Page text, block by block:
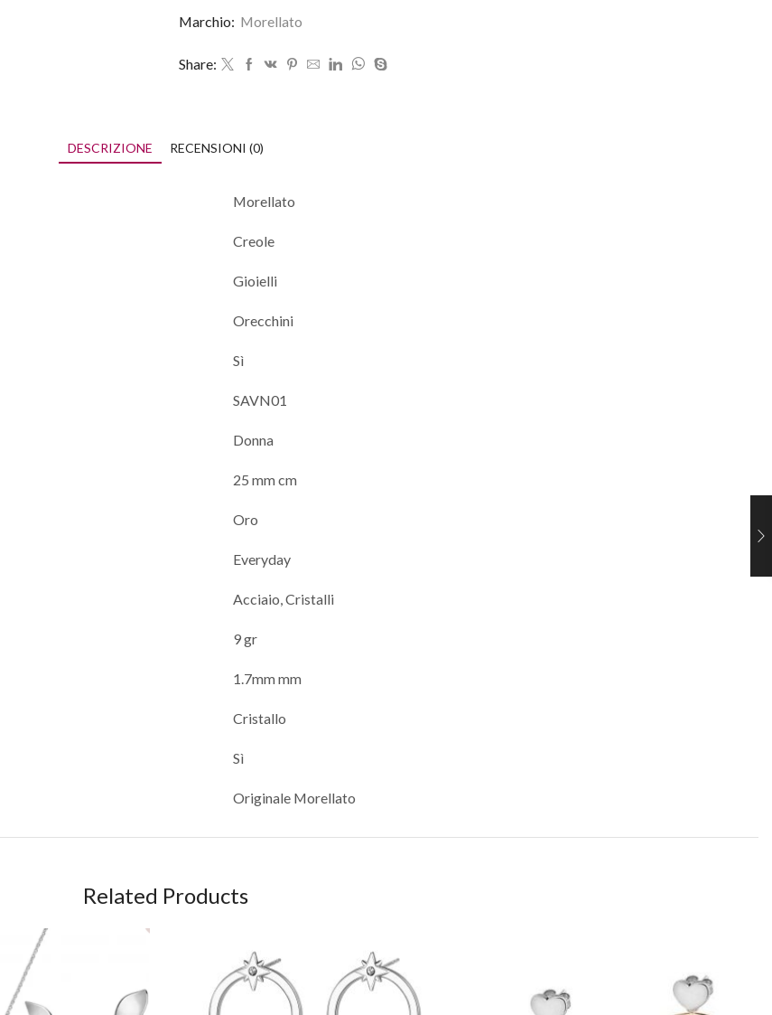
Marchio: Morellato
Share:
DESCRIZIONE RECENSIONI (0)
Morellato
Creole
Gioielli
Orecchini
Sì
SAVN01
Donna
25 mm cm
Oro
Everyday
Acciaio, Cristalli
9 gr
1.7mm mm
Cristallo
Sì
Originale Morellato
Related Products